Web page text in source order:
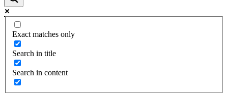
Exact matches only
Search in title
Search in content